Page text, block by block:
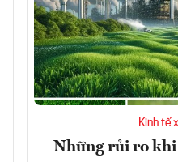
Kinh tế
Những rủi ro